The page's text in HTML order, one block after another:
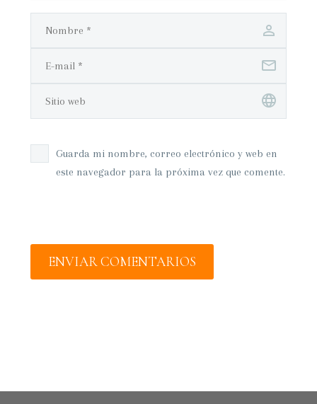
Guarda mi nombre, correo electrónico y web en
este navegador para la próxima vez que comente.
ENVIAR COMENTARIOS